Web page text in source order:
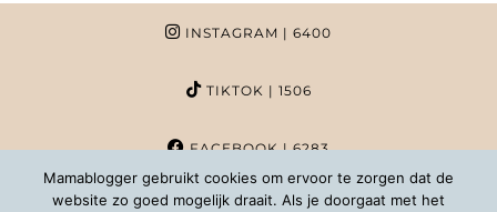
INSTAGRAM | 6400
TIKTOK | 1506
FACEBOOK| 6283
PINTEREST | 1020
Mamablogger gebruikt cookies om ervoor te zorgen dat de
website zo goed mogelijk draait. Als je doorgaat met het